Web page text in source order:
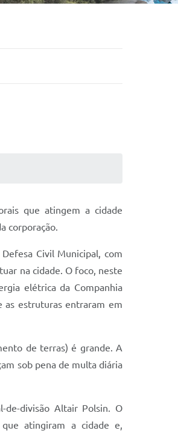
que atingem a cidade
corporação.
Civil Municipal, com
na cidade. O foco, neste
elétrica da Companhia
as estruturas entraram em
de terras) é grande. A
sob pena de multa diária
divisão Altair Polsin. O
atingiram a cidade e,